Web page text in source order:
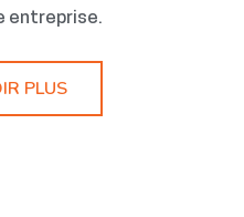
entreprise.
PLUS